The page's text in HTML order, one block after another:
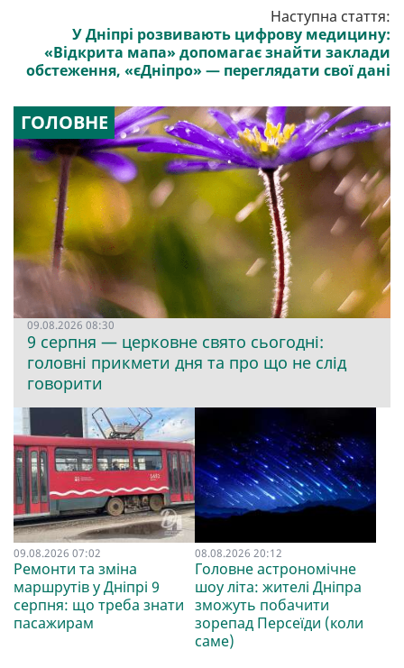
Наступна стаття:
У Дніпрі розвивають цифрову медицину:
«Відкрита мапа» допомагає знайти заклади
обстеження, «єДніпро» — переглядати свої дані
ГОЛОВНЕ
09.08.2026 08:30
9 серпня — церковне свято сьогодні:
головні прикмети дня та про що не слід
говорити
09.08.2026 07:02
Ремонти та зміна
маршрутів у Дніпрі 9
серпня: що треба знати
пасажирам
08.08.2026 20:12
Головне астрономічне
шоу літа: жителі Дніпра
зможуть побачити
зорепад Персеїди (коли
саме)